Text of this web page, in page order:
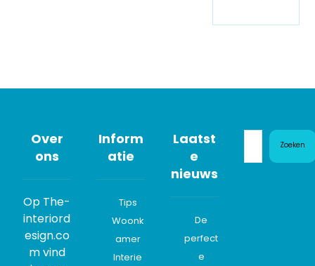
Over
ons
Op The-
interiord
esign.co
m vind
Inform
atie
Tips
Woonk
amer
Interie
Laatst
e
nieuws
De
perfect
e
Zoeken